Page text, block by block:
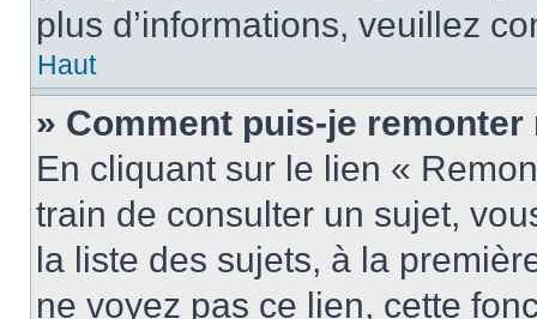
plus d’informations, veuillez
Haut
» Comment puis-je
En cliquant sur le lien «
train de consulter un sujet,
la liste des sujets, à la
ne voyez pas ce lien, cette